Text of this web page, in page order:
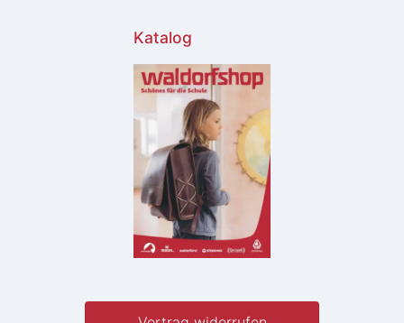
Katalog